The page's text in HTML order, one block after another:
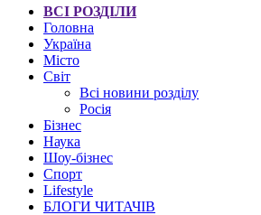
ВСІ РОЗДІЛИ
Головна
Україна
Місто
Світ
Всі новини розділу
Росія
Бізнес
Наука
Шоу-бізнес
Спорт
Lifestyle
БЛОГИ ЧИТАЧІВ